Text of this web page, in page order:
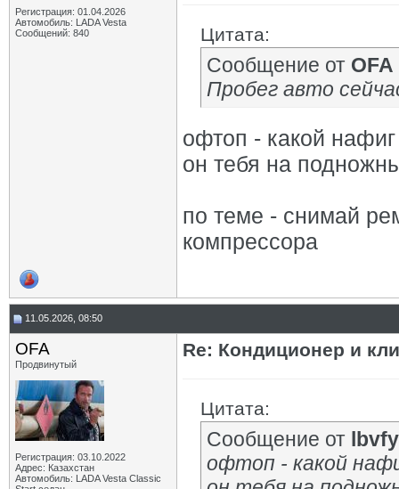
Регистрация: 01.04.2026
Автомобиль: LADA Vesta
Сообщений: 840
Цитата:
Сообщение от OFA
Пробег авто
офтоп - какой
он тебя на
по теме - снимай
компрессора
11.05.2026, 08:50
OFA
Продвинутый
Регистрация: 03.10.2022
Адрес: Казахстан
Автомобиль: LADA Vesta Classic
Re: Кондиционер и
Цитата:
Сообщение от lbvfy
офтоп - какой